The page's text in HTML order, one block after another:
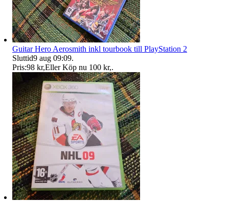
Guitar Hero Aerosmith inkl tourbook till PlayStation 2
Sluttid9 aug 09:09.
Pris:98 kr,Eller Köp nu 100 kr,.